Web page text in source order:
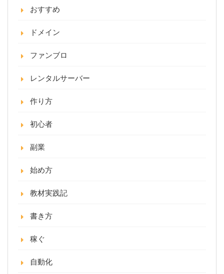
おすすめ
ドメイン
ファンブロ
レンタルサーバー
作り方
初心者
副業
始め方
教材実践記
書き方
稼ぐ
自動化